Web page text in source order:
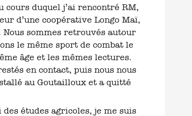
cours duquel j’ai rencontré RM,
d’une coopérative Longo Maï,
Nous sommes retrouvés autour
le même sport de combat le
âge et les mêmes lectures.
en contact, puis nous nous
au Goutailloux et a quitté
études agricoles, je me suis